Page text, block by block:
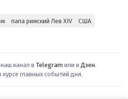
папа римский Лев XIV США
канал в Telegram или в Дзен.
курсе главных событий дня.